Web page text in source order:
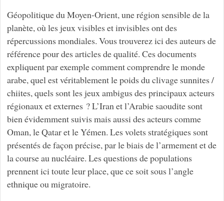
Géopolitique du Moyen-Orient, une région sensible de la
planète, où les jeux visibles et invisibles ont des
répercussions mondiales. Vous trouverez ici des auteurs de
référence pour des articles de qualité. Ces documents
expliquent par exemple comment comprendre le monde
arabe, quel est véritablement le poids du clivage sunnites /
chiites, quels sont les jeux ambigus des principaux acteurs
régionaux et externes ? L’Iran et l’Arabie saoudite sont
bien évidemment suivis mais aussi des acteurs comme
Oman, le Qatar et le Yémen. Les volets stratégiques sont
présentés de façon précise, par le biais de l’armement et de
la course au nucléaire. Les questions de populations
prennent ici toute leur place, que ce soit sous l’angle
ethnique ou migratoire.